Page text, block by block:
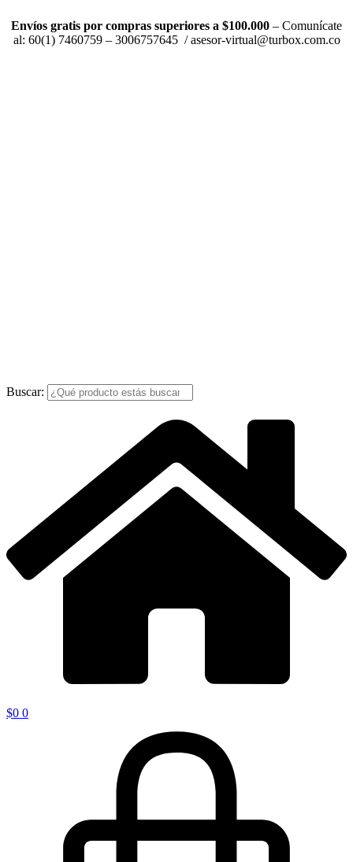
Envíos gratis por compras superiores a $100.000 – Comunícate
al: 60(1) 7460759 – 3006757645 / asesor-virtual@turbox.com.co
Buscar:
$0 0